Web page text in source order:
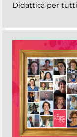
Didattica per tutti